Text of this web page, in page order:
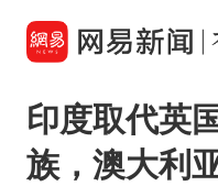
印度取代英
族，澳大利